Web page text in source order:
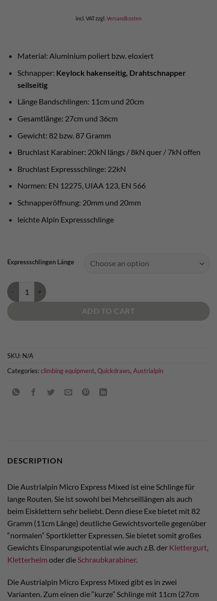
incl. VATzzgl. Versandkosten
Material: Aluminium poliert bzw. eloxiert
Schnapper: Keylock hakenseitig, Drahtschnapper
seilseitig
Länge Bandschlingen: 11cm und 20cm
Gesamtlänge: 27cm und 36cm
Gewicht: 82 bzw. 87 Gramm
Bruchlast Karabiner: 20kN längs / 8kN quer / 7kN offen
Bruchlast Expressschlinge: 22kN
Normen: EN 12275, UIAA 123, EN 566
Schnapperöffnung: 20mm und 20mm
leichte Alpin Expressschlinge
Expressschlingen Länge
Austrialpin Micro Express Mixed quantity
ADD TO CART
SKU: N/A
Categories:climbing equipment, Quickdraws, Austrialpin
DESCRIPTION
Die Austrialpin Micro Express Mixed ist eine Schlinge für
lange Routen. Sie ist sowohl bei Mehrseillängen als auch
beim Eisklettern sehr beliebt. Denn diese Exe bietet mit 82
Gramm (11cm Länge) deutliche Gewichtsvorteile gegenüber
“normalen” Sportkletter Expressen. Sie bietet somit großes
Gewichts Einsparungspotential wie auch z.B. der Klettergurt,
Kletterhelm oder dieSchraubkarabiner.
Die Austrialpin Micro Express Mixed gibt es in zwei
Varianten. Zum einen die “kurze” Schlinge mit 11cm (27cm